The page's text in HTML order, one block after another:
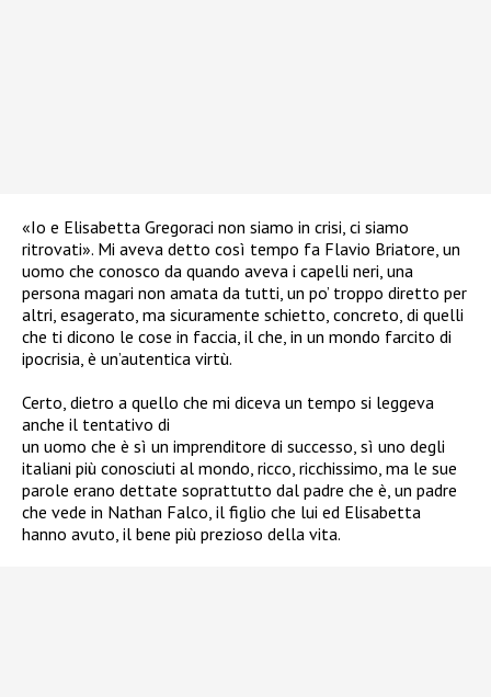
«Io e Elisabetta Gregoraci non siamo in crisi, ci siamo
ritrovati». Mi aveva detto così tempo fa Flavio Briatore, un
uomo che conosco da quando aveva i capelli neri, una
persona magari non amata da tutti, un po’ troppo diretto per
altri, esagerato, ma sicuramente schietto, concreto, di quelli
che ti dicono le cose in faccia, il che, in un mondo farcito di
ipocrisia, è un’autentica virtù.
Certo, dietro a quello che mi diceva un tempo si leggeva
anche il tentativo di
un uomo che è sì un imprenditore di successo, sì uno degli
italiani più conosciuti al mondo, ricco, ricchissimo, ma le sue
parole erano dettate soprattutto dal padre che è, un padre
che vede in Nathan Falco, il figlio che lui ed Elisabetta
hanno avuto, il bene più prezioso della vita.